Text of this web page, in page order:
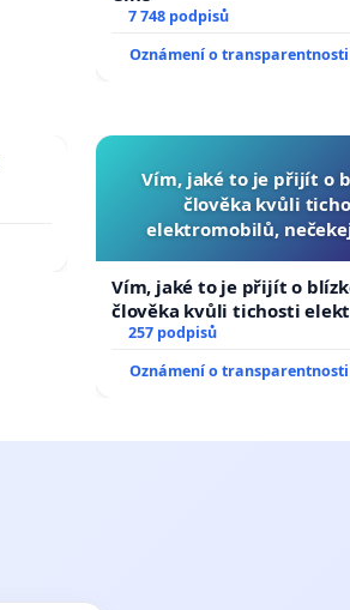
7 748 podpisů
Oznámení o transparentnosti
Vím, jaké to je přijít o
člověka kvůli
elektromobilů,
auta!
Vím, jaké to je přijít o
člověka kvůli tichosti
nečekejme, až přibydou
zaveďme slyšitelná auta!
257 podpisů
Oznámení o transparentnosti